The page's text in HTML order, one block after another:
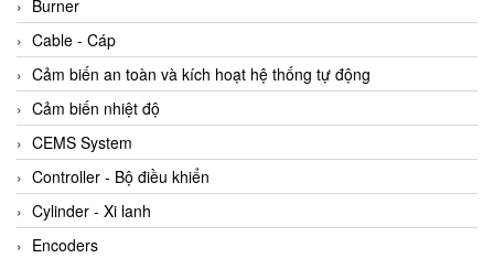
Burner
Cable - Cáp
Cảm biến an toàn và kích hoạt hệ thống tự động
Cảm biến nhiệt độ
CEMS System
Controller - Bộ điều khiển
Cylinder - Xi lanh
Encoders